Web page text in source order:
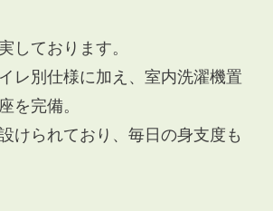
しております。
レ別仕様に加え、室内洗濯機置
を完備。
けられており、毎日の身支度も